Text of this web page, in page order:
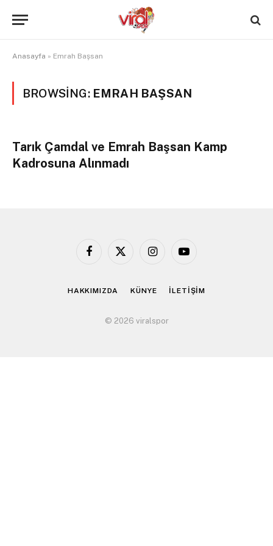
Anasayfa » Emrah Başsan
BROWSING: EMRAH BAŞSAN
Tarık Çamdal ve Emrah Başsan Kamp
Kadrosuna Alınmadı
Facebook
X
InstagramYouTube
HAKKIMIZDA KÜNYE İLETİŞİM
© 2026 viralspor